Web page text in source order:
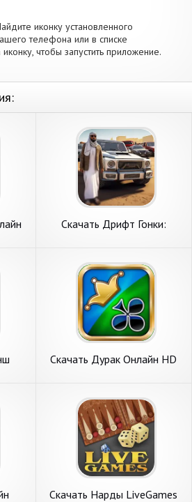
иконку установленного
телефона или в списке
чтобы запустить приложение.
Скачать Дрифт Гонки:
Андроид
Скачать Дурак Онлайн HD
Скачать Нарды LiveGames